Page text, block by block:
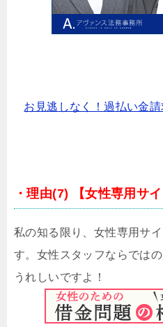
お見逃しなく！過払い金
・理由(7) 【女性専用サイ
私の知る限り、女性専用サ
す。女性スタッフならでは
うれしいですよ！